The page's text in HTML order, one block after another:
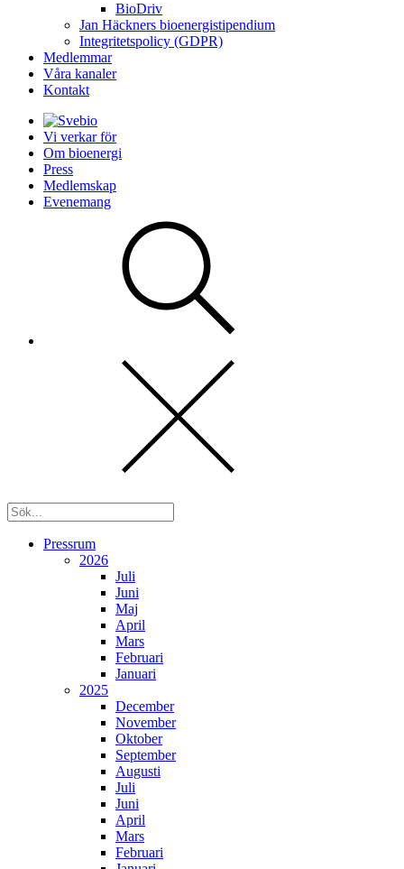
BioDriv
Jan Häckners bioenergistipendium
Integritetspolicy (GDPR)
Medlemmar
Våra kanaler
Kontakt
Vi verkar för
Om bioenergi
Press
Medlemskap
Evenemang
Pressrum
2026
Juli
Juni
Maj
April
Mars
Februari
Januari
2025
December
November
Oktober
September
Augusti
Juli
Juni
April
Mars
Februari